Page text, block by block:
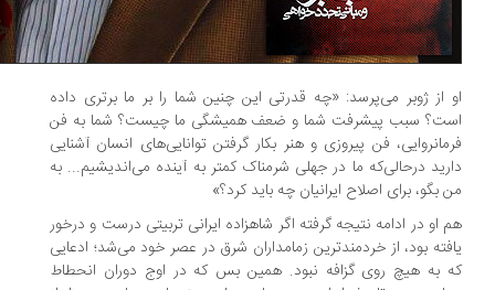
از ژوبر می‌پرسد: «چه قدرتی این چنین شما را بر ما برتری داده
سبب پیشرفت شما و ضعف همیشگی ما چیست؟ شما به فن
فن پیروزی و هنر بکار گرفتن توانایی‌های انسان آشنایی
درحالی‌که ما در جهلی شرمناک کمتر به آینده می‌اندیشیم... به
بگو، برای اصلاح ایرانیان چه باید کرد؟»
او در ادامه نتیجه گرفته اگر شاهزاده ایرانی تربیتی درست و درخور
بود، از خردمندترین زمامداران شرق در عصر خود می‌شد؛ ادعایی
به هیچ روی گزافه نبود. همین بس که در اوج دوران انحطاط